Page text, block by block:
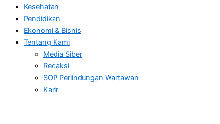
Kesehatan
Pendidikan
Ekonomi & Bisnis
Tentang Kami
Media Siber
Redaksi
SOP Perlindungan Wartawan
Karir